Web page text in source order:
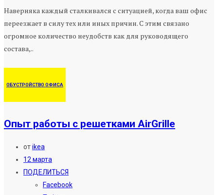
Наверняка каждый сталкивался с ситуацией, когда ваш офис
переезжает в силу тех или иных причин. С этим связано
огромное количество неудобств как для руководящего
состава,..
ОБУСТРОЙСТВО ОФИСА
Опыт работы с решетками AirGrille
отikea
12 марта
ПОДЕЛИТЬСЯ
Facebook